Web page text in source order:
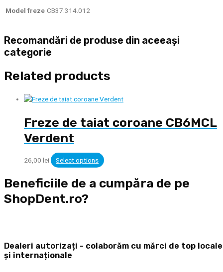
Model freze CB37.314.012
Recomandări de produse din aceeași
categorie
Related products
Freze de taiat coroane CB6MCL
Verdent
26,00 lei Select options
Beneficiile de a cumpăra de pe
ShopDent.ro?
Dealeri autorizați - colaborăm cu mărci de top locale
și internaționale